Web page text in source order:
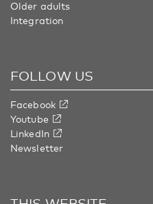
Older adults
Integration
FOLLOW US
Facebook
Youtube
LinkedIn
Newsletter